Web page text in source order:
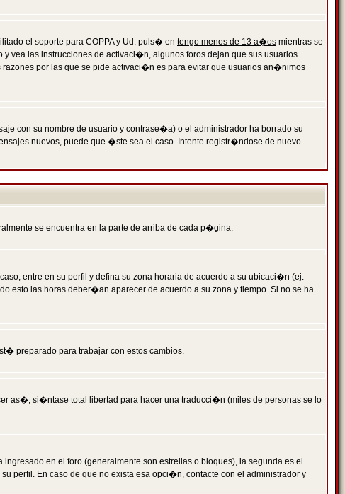
el soporte para COPPA y Ud. puls� en tengo menos de 13 a�os mientras se
vea las instrucciones de activaci�n, algunos foros dejan que sus usuarios
por las que se pide activaci�n es para evitar que usuarios an�nimos
con su nombre de usuario y contrase�a) o el administrador ha borrado su
nuevos, puede que �ste sea el caso. Intente registr�ndose de nuevo.
se encuentra en la parte de arriba de cada p�gina.
entre en su perfil y defina su zona horaria de acuerdo a su ubicaci�n (ej.
esto las horas deber�an aparecer de acuerdo a su zona y tiempo. Si no se ha
preparado para trabajar con estos cambios.
as�, si�ntase total libertad para hacer una traducci�n (miles de personas se lo
en el foro (generalmente son estrellas o bloques), la segunda es el
perfil. En caso de que no exista esa opci�n, contacte con el administrador y